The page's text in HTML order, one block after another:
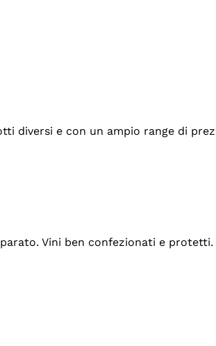
e con un ampio range di
Vini ben confezionati e